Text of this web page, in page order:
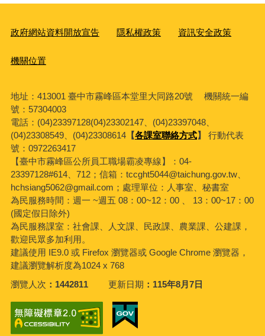
政府網站資料開放宣告 隱私權政策 資訊安全政策
機關位置
地址：413001 臺中市霧峰區本堂里大同路20號 機關統一編
號：57304003
電話：(04)23397128(04)23302147、(04)23397048、
(04)23308549、(04)23308614【各課室聯絡方式】
行動代表
號：0972263417
【臺中市霧峰區公所員工職場霸凌專線】：04-
23397128#614、712；信箱：tccght5044@taichung.gov.tw、
hchsiang5062@gmail.com；處理單位：人事室、秘書室
為民服務時間：週一 ~週五 08：00~12：00 、 13：00~17：00
(國定假日除外)
為民服務課室：社會課、人文課、民政課、農業課、公建課，
歡迎民眾多加利用。
建議使用 IE9.0 或 Firefox 瀏覽器或 Google Chrome 瀏覽器，
建議瀏覽解析度為1024 x 768
瀏覽人次
1442811 更新日期 115年8月7日